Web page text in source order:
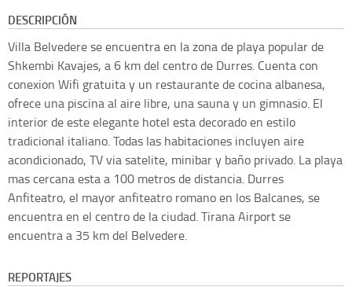
DESCRIPCIÓN
Villa Belvedere se encuentra en la zona de playa popular de
Shkembi Kavajes, a 6 km del centro de Durres. Cuenta con
conexion Wifi gratuita y un restaurante de cocina albanesa,
ofrece una piscina al aire libre, una sauna y un gimnasio. El
interior de este elegante hotel esta decorado en estilo
tradicional italiano. Todas las habitaciones incluyen aire
acondicionado, TV via satelite, minibar y baño privado. La playa
mas cercana esta a 100 metros de distancia. Durres
Anfiteatro, el mayor anfiteatro romano en los Balcanes, se
encuentra en el centro de la ciudad. Tirana Airport se
encuentra a 35 km del Belvedere.
REPORTAJES